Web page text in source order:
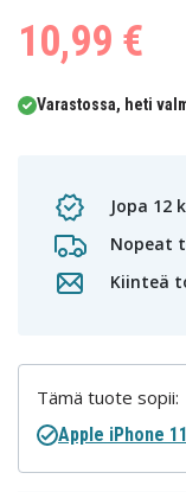
10,99 €
Varastossa, heti
Jopa 12
Nopeat
Kiinteä
Tämä tuote sopii:
Apple iPhone